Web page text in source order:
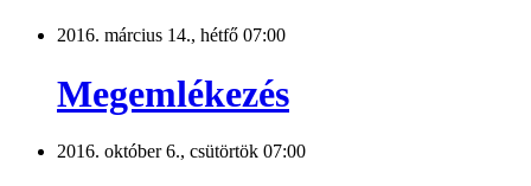
2016. március 14., hétfő 07:00
Megemlékezés
2016. október 6., csütörtök 07:00